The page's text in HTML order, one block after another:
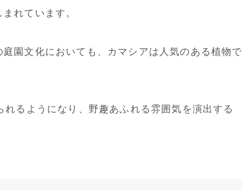
れています。
園文化においても、カマシアは人気のある植物で
るようになり、野趣あふれる雰囲気を演出する